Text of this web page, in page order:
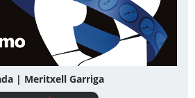
| Meritxell Garriga